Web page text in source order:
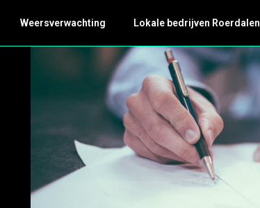
Weersverwachting Lokale bedrijven Roerdalen